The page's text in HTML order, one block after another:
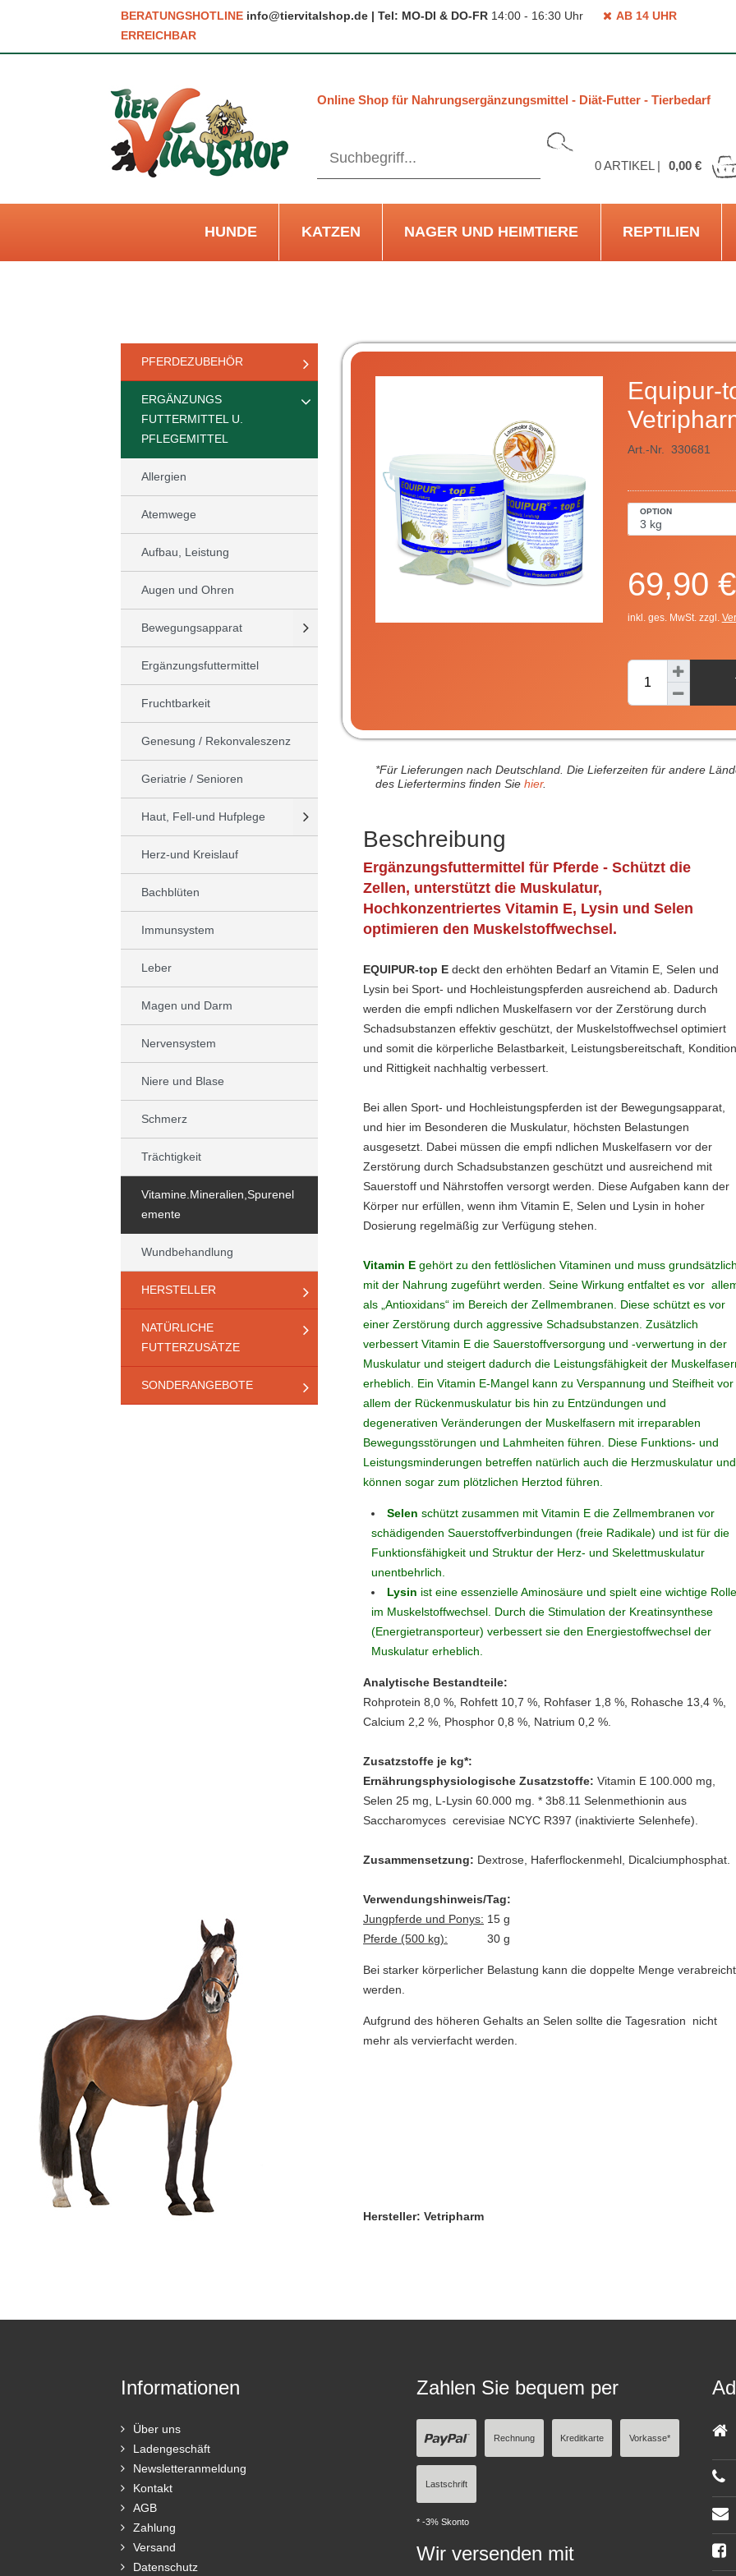
BERATUNGSHOTLINE info@tiervitalshop.de | Tel: MO-DI & DO-FR 14:00 - 16:30 Uhr
AB 14 UHR
ERREICHBAR
Online Shop für Nahrungsergänzungsmittel - Diät-Futter - Tierbedarf
0ARTIKEL | 0,00 €
HUNDE KATZEN NAGER UND HEIMTIERE REPTILIEN
PFERDEZUBEHÖR
ERGÄNZUNGS
FUTTERMITTEL U.
PFLEGEMITTEL
Allergien
Atemwege
Aufbau, Leistung
Augen und Ohren
Bewegungsapparat
Ergänzungsfuttermittel
Fruchtbarkeit
Genesung / Rekonvaleszenz
Geriatrie / Senioren
Haut, Fell-und Hufplege
Herz-und Kreislauf
Bachblüten
Immunsystem
Leber
Magen und Darm
Nervensystem
Niere und Blase
Schmerz
Trächtigkeit
Vitamine.Mineralien,Spurenel
emente
Wundbehandlung
HERSTELLER
NATÜRLICHE
FUTTERZUSÄTZE
SONDERANGEBOTE
Equipur-
Art.-Nr. 330681
OPTION
69,90 €
inkl. ges. MwSt. zzgl.
*Für Lieferungen nach Deutschland. Die Lieferzeiten für andere
des Liefertermins finden Sie hier.
Beschreibung
Ergänzungsfuttermittel für Pferde - Schützt die
Zellen, unterstützt die Muskulatur,
Hochkonzentriertes Vitamin E, Lysin und Selen
optimieren den Muskelstoffwechsel.
EQUIPUR-top E deckt den erhöhten Bedarf an Vitamin E, Selen und
Lysin bei Sport- und Hochleistungspferden ausreichend ab. Dadurch
werden die empfi ndlichen Muskelfasern vor der Zerstörung durch
Schadsubstanzen effektiv geschützt, der Muskelstoffwechsel optimiert
und somit die körperliche Belastbarkeit, Leistungsbereitschaft,
und Rittigkeit nachhaltig verbessert.
Bei allen Sport- und Hochleistungspferden ist der Bewegungsapparat,
und hier im Besonderen die Muskulatur, höchsten Belastungen
ausgesetzt. Dabei müssen die empfi ndlichen Muskelfasern vor der
Zerstörung durch Schadsubstanzen geschützt und ausreichend mit
Sauerstoff und Nährstoffen versorgt werden. Diese Aufgaben kann der
Körper nur erfüllen, wenn ihm Vitamin E, Selen und Lysin in hoher
Dosierung regelmäßig zur Verfügung stehen.
Vitamin Egehört zu den fettlöslichen Vitaminen und muss
mit der Nahrung zugeführt werden. Seine Wirkung entfaltet es vor
als „Antioxidans“ im Bereich der Zellmembranen. Diese schützt es vor
einer Zerstörung durch aggressive Schadsubstanzen. Zusätzlich
verbessert Vitamin E die Sauerstoffversorgung und -verwertung in der
Muskulatur und steigert dadurch die Leistungsfähigkeit der
erheblich. Ein Vitamin E-Mangel kann zu Verspannung und Steifheit vor
allem der Rückenmuskulatur bis hin zu Entzündungen und
degenerativen Veränderungen der Muskelfasern mit irreparablen
Bewegungsstörungen und Lahmheiten führen. Diese Funktions- und
Leistungsminderungen betreffen natürlich auch die Herzmuskulatur und
können sogar zum plötzlichen Herztod führen.
Selen schützt zusammen mit Vitamin E die Zellmembranen vor
schädigenden Sauerstoffverbindungen (freie Radikale) und ist für die
Funktionsfähigkeit und Struktur der Herz- und Skelettmuskulatur
unentbehrlich.
Lysin ist eine essenzielle Aminosäure und spielt eine wichtige
im Muskelstoffwechsel. Durch die Stimulation der Kreatinsynthese
(Energietransporteur) verbessert sie den Energiestoffwechsel der
Muskulatur erheblich.
Analytische Bestandteile:
Rohprotein 8,0 %, Rohfett 10,7 %, Rohfaser 1,8 %, Rohasche 13,4 %,
Calcium 2,2 %, Phosphor 0,8 %, Natrium 0,2 %.
Zusatzstoffe je kg*:
Ernährungsphysiologische Zusatzstoffe: Vitamin E 100.000 mg,
Selen 25 mg, L-Lysin 60.000 mg. * 3b8.11 Selenmethionin aus
Saccharomyces cerevisiae NCYC R397 (inaktivierte Selenhefe).
Zusammensetzung: Dextrose, Haferflockenmehl, Dicalciumphosphat.
Verwendungshinweis/Tag:
Jungpferde und Ponys: 15 g
Pferde (500 kg): 30 g
Bei starker körperlicher Belastung kann die doppelte Menge verabreicht
werden.
Aufgrund des höheren Gehalts an Selen sollte die Tagesration nicht
mehr als vervierfacht werden.
Hersteller: Vetripharm
Informationen
Über uns
Ladengeschäft
Newsletteranmeldung
Kontakt
AGB
Zahlung
Versand
Datenschutz
Zahlen Sie bequem per
Rechnung Kreditkarte Vorkasse*
Lastschrift
* -3% Skonto
Wir versenden mit